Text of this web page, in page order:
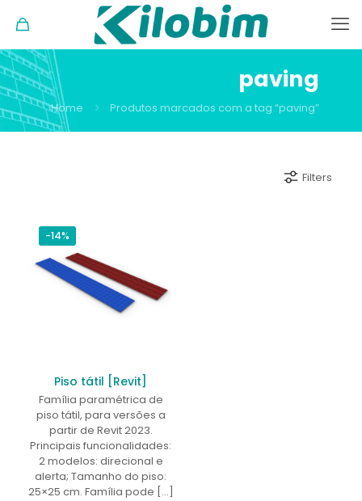
paving
Home Produtos marcados com a tag “paving”
Filters
-14%
Piso tátil [Revit]
Família paramétrica de
piso tátil, para versões a
partir de Revit 2023.
Principais funcionalidades:
2 modelos: direcional e
alerta; Tamanho do piso:
25×25 cm. Família pode […]